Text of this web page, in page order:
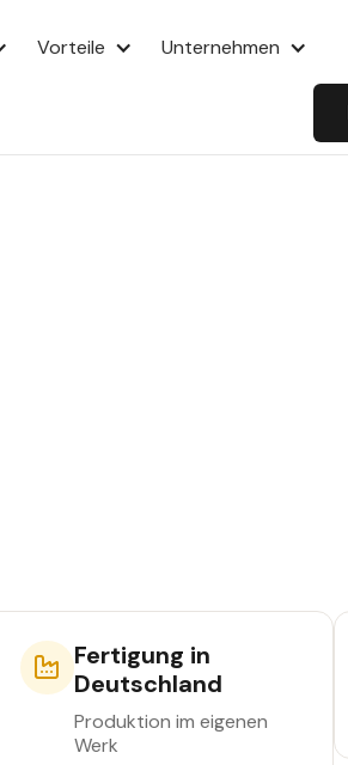
Vorteile Unternehmen
Fertigung in
Deutschland
Produktion im eigenen
Werk